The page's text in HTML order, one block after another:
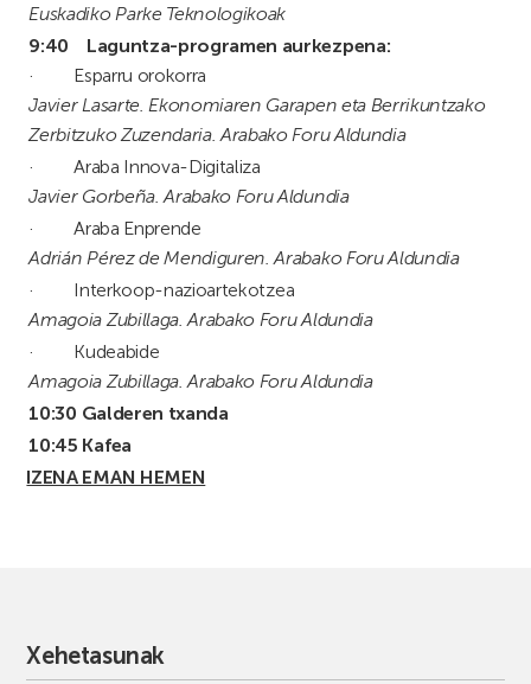
Euskadiko Parke Teknologikoak
9:40 Laguntza-programen aurkezpena:
· Esparru orokorra
Javier Lasarte. Ekonomiaren Garapen eta Berrikuntzako
Zerbitzuko Zuzendaria. Arabako Foru Aldundia
· Araba Innova-Digitaliza
Javier Gorbeña. Arabako Foru Aldundia
· Araba Enprende
Adrián Pérez de Mendiguren. Arabako Foru Aldundia
· Interkoop-nazioartekotzea
Amagoia Zubillaga. Arabako Foru Aldundia
· Kudeabide
Amagoia Zubillaga. Arabako Foru Aldundia
10:30 Galderen txanda
10:45 Kafea
IZENA EMAN HEMEN
Xehetasunak